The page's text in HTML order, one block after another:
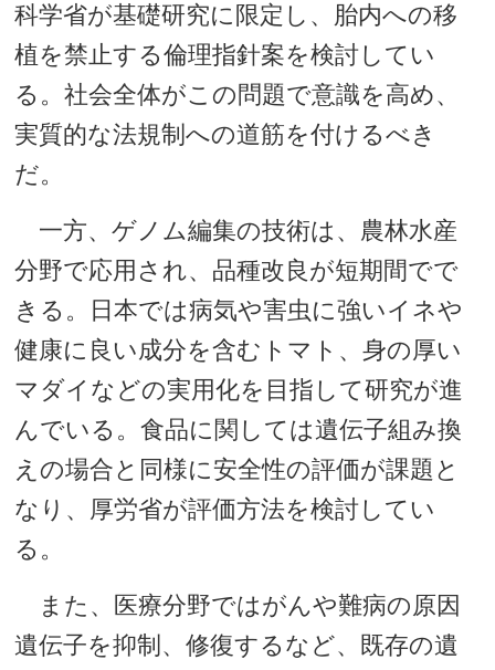
科学省が基礎研究に限定し、胎内への移
植を禁止する倫理指針案を検討してい
る。社会全体がこの問題で意識を高め、
実質的な法規制への道筋を付けるべき
だ。
一方、ゲノム編集の技術は、農林水産
分野で応用され、品種改良が短期間でで
きる。日本では病気や害虫に強いイネや
健康に良い成分を含むトマト、身の厚い
マダイなどの実用化を目指して研究が進
んでいる。食品に関しては遺伝子組み換
えの場合と同様に安全性の評価が課題と
なり、厚労省が評価方法を検討してい
る。
また、医療分野ではがんや難病の原因
遺伝子を抑制、修復するなど、既存の遺